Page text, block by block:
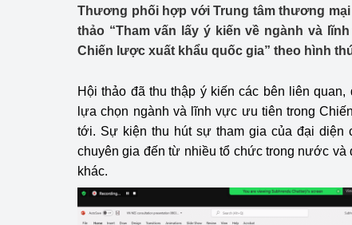
Chuyển đổi số
Lịch sử phát triển
Bản tin Thị trường
Phát triển nguồn
Tổ chức kiểm định
Thương phối hợp với Trung tâm thương
thảo “Tham vấn lấy ý kiến về ngành và
Chiến lược xuất khẩu quốc gia” theo hình
Hội thảo đã thu thập ý kiến các bên liên
lựa chọn ngành và lĩnh vực ưu tiên trong
tới. Sự kiện thu hút sự tham gia của đại diện
chuyên gia đến từ nhiều tổ chức trong nước và
khác.